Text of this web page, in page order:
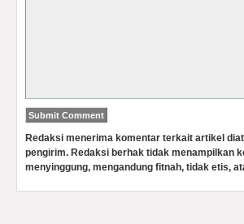
Redaksi menerima komentar terkait artikel
pengirim. Redaksi berhak tidak menampilkan
menyinggung, mengandung fitnah, tidak etis,